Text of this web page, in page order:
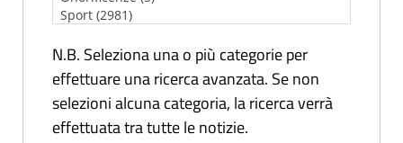
N.B. Seleziona una o più categorie per
effettuare una ricerca avanzata. Se non
selezioni alcuna categoria, la ricerca verrà
effettuata tra tutte le notizie.